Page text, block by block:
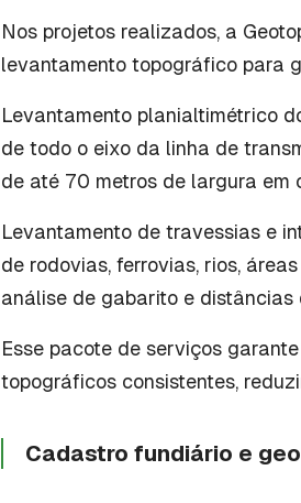
Nos projetos realizados, a
levantamento topográfico para
Levantamento planialtimétrico
de todo o eixo da linha de
de até 70 metros de largura em
Levantamento de travessias e
de rodovias, ferrovias, rios,
análise de gabarito e distâncias
Esse pacote de serviços
topográficos consistentes,
Cadastro fundiário e